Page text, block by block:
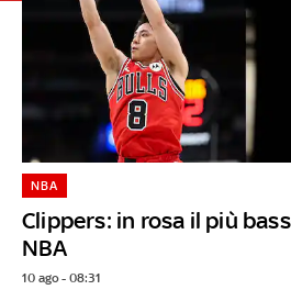
Clippers: in rosa il più
NBA
NBA
10 ago - 08:31